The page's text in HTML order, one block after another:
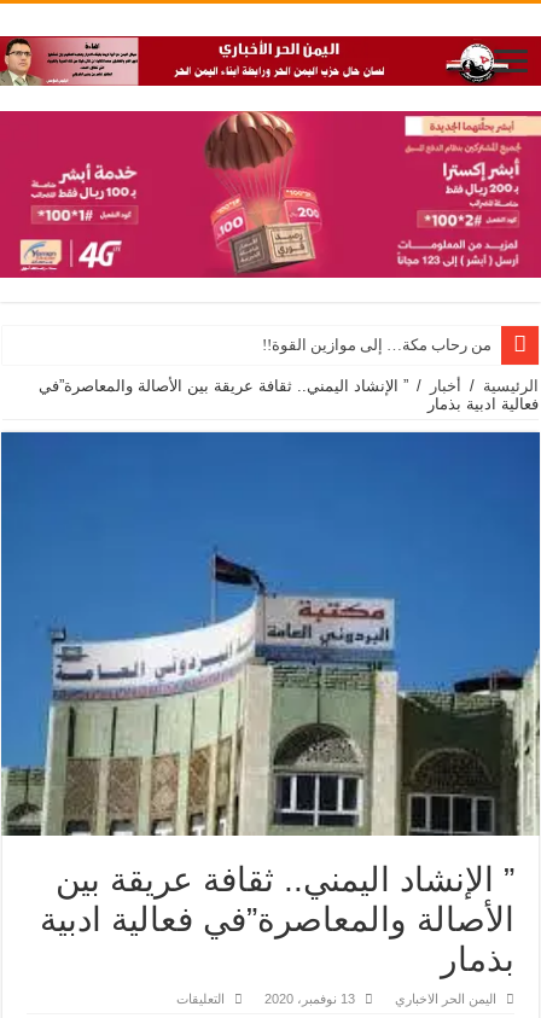
من رحاب مكة… إلى موازين القوة!!
الرئيسية / أخبار / ” الإنشاد اليمني.. ثقافة عريقة بين الأصالة والمعاصرة”في
فعالية ادبية بذمار
” الإنشاد اليمني.. ثقافة عريقة بين
الأصالة والمعاصرة”في فعالية ادبية
بذمار
اليمن الحر الاخباري 13 نوفمبر، 2020 التعليقات